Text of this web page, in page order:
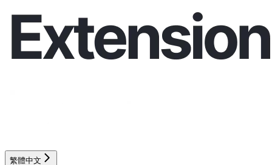
繁體中文